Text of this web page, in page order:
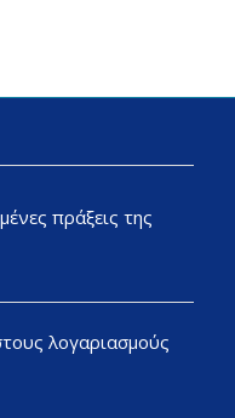
πράξεις της
λογαριασμούς